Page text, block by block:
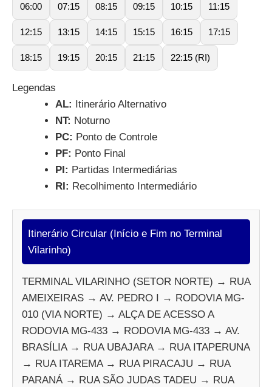
06:00 07:15 08:15 09:15 10:15 11:15
12:15 13:15 14:15 15:15 16:15 17:15
18:15 19:15 20:15 21:15 22:15 (RI)
Legendas
AL: Itinerário Alternativo
NT: Noturno
PC: Ponto de Controle
PF: Ponto Final
PI: Partidas Intermediárias
RI: Recolhimento Intermediário
Itinerário Circular (Início e Fim no Terminal
Vilarinho)
TERMINAL VILARINHO (SETOR NORTE) → RUA
AMEIXEIRAS → AV. PEDRO I → RODOVIA MG-
010 (VIA NORTE) → ALÇA DE ACESSO A
RODOVIA MG-433 → RODOVIA MG-433 → AV.
BRASÍLIA → RUA UBAJARA → RUA ITAPERUNA
→ RUA ITAREMA → RUA PIRACAJU → RUA
PARANÁ → RUA SÃO JUDAS TADEU → RUA